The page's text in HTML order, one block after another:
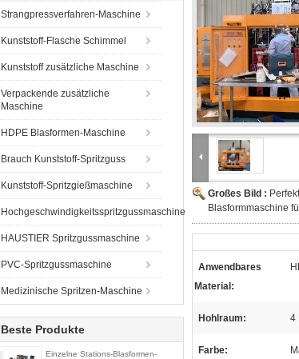
Strangpressverfahren-Maschine
Kunststoff-Flasche Schimmel
Kunststoff zusätzliche Maschine
Verpackende zusätzliche
Maschine
HDPE Blasformen-Maschine
Brauch Kunststoff-Spritzguss
Kunststoff-Spritzgießmaschine
Hochgeschwindigkeitsspritzgussmaschine
HAUSTIER Spritzgussmaschine
PVC-Spritzgussmaschine
Medizinische Spritzen-Maschine
Beste Produkte
Einzelne Stations-Blasformen-
Großes Bild :
Blasformmaschine
Anwendbares
Material:
Hohlraum: 4
Farbe: